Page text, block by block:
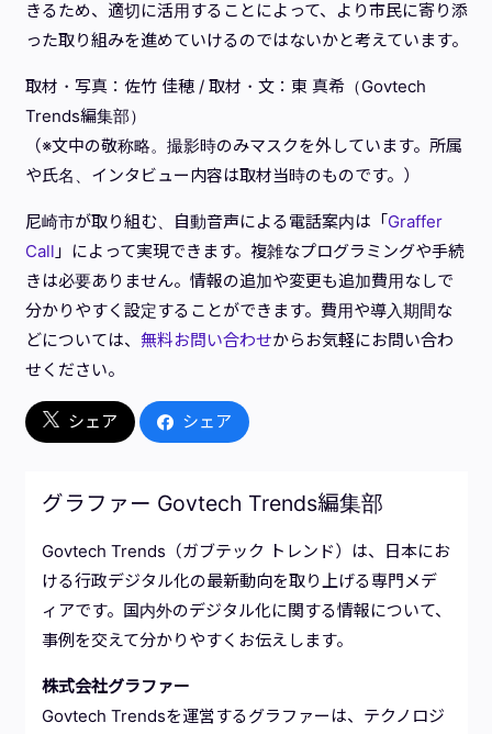
きるため、適切に活用することによって、より市民に寄り添
った取り組みを進めていけるのではないかと考えています。
取材・写真：佐竹 佳穂 / 取材・文：東 真希（Govtech
Trends編集部）
（※文中の敬称略。撮影時のみマスクを外しています。所属
や氏名、インタビュー内容は取材当時のものです。）
尼崎市が取り組む、自動音声による電話案内は「 Graffer
Call 」によって実現できます。複雑なプログラミングや手続
きは必要ありません。情報の追加や変更も追加費用なしで
分かりやすく設定することができます。費用や導入期間な
どについては、 無料お問い合わせからお気軽にお問い合わ
せください。
シェア シェア
グラファー Govtech Trends編集部
Govtech Trends（ガブテック トレンド）は、日本にお
ける行政デジタル化の最新動向を取り上げる専門メデ
ィアです。国内外のデジタル化に関する情報について、
事例を交えて分かりやすくお伝えします。
株式会社グラファー
Govtech Trendsを運営するグラファーは、テクノロジ